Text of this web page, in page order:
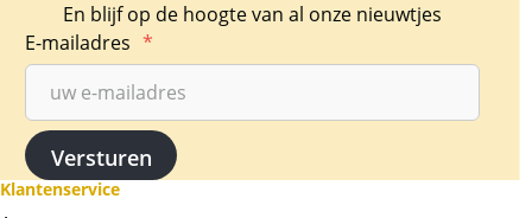
De munten zijn erg populair als belegging.
Levering
Deze munt wordt geleverd in een plastic
gripzakje.
Kwaliteit
En blijf op de hoogte van al onze nieuwtjes
E-mailadres *
Klantenservice